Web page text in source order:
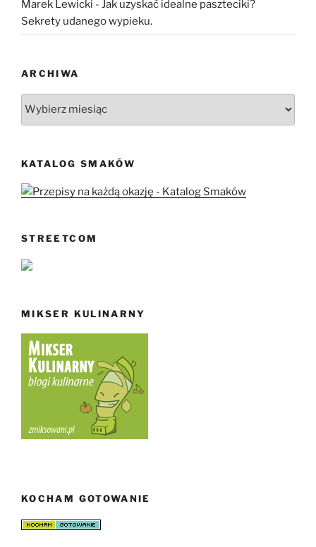
Marek Lewicki - Jak uzyskać idealne paszteciki?
Sekrety udanego wypieku.
ARCHIWA
KATALOG SMAKÓW
STREETCOM
MIKSER KULINARNY
KOCHAM GOTOWANIE